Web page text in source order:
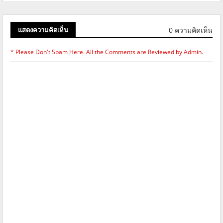
แสดงความคิดเห็น 0 ความคิดเห็น
* Please Don't Spam Here. All the Comments are Reviewed by Admin.